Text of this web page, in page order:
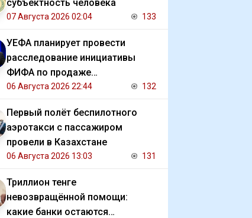
субъектность человека
07 Августа 2026 02:04 133
УЕФА планирует провести
расследование инициативы
ФИФА по продаже
коммерческих прав на ЧМ
06 Августа 2026 22:44 132
Первый полёт беспилотного
аэротакси с пассажиром
провели в Казахстане
06 Августа 2026 13:03 131
Триллион тенге
невозвращённой помощи:
какие банки остаются